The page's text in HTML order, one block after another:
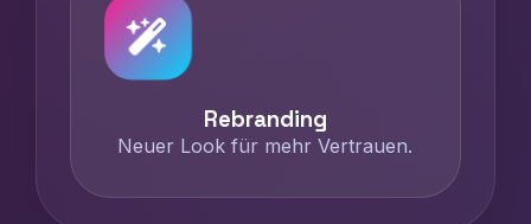
Rebranding
Neuer Look für mehr Vertrauen.